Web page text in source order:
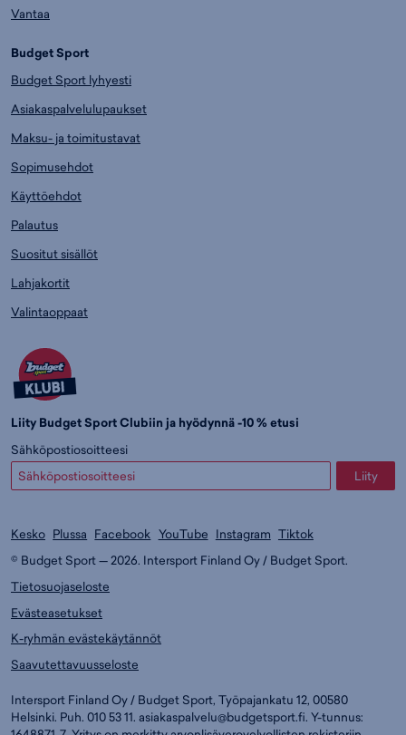
Vantaa
Budget Sport
Budget Sport lyhyesti
Asiakaspalvelulupaukset
Maksu- ja toimitustavat
Sopimusehdot
Käyttöehdot
Palautus
Suositut sisällöt
Lahjakortit
Valintaoppaat
Liity Budget Sport Clubiin ja hyödynnä -10 % etusi
Sähköpostiosoitteesi
Liity
Kesko Plussa Facebook YouTube Instagram Tiktok
© Budget Sport — 2026. Intersport Finland Oy / Budget Sport.
Tietosuojaseloste
Evästeasetukset
K-ryhmän evästekäytännöt
Saavutettavuusseloste
Intersport Finland Oy / Budget Sport, Työpajankatu 12, 00580
Helsinki. Puh. 010 53 11. asiakaspalvelu@budgetsport.fi. Y-tunnus: